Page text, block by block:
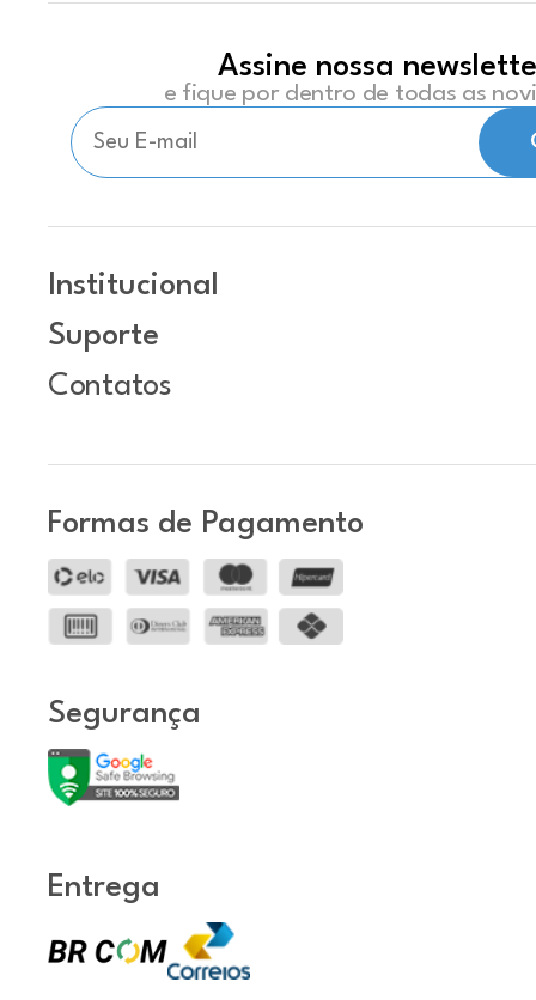
Assine nossa
e fique por dentro de todas as
Institucional
Suporte
Contatos
Formas de Pagamento
Segurança
Entrega